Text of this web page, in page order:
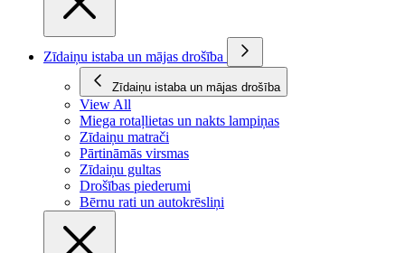
Zīdaiņu istaba un mājas drošība
Zīdaiņu istaba un mājas drošība
View All
Miega rotaļlietas un nakts lampiņas
Zīdaiņu matrači
Pārtināmās virsmas
Zīdaiņu gultas
Drošības piederumi
Bērnu rati un autokrēsliņi